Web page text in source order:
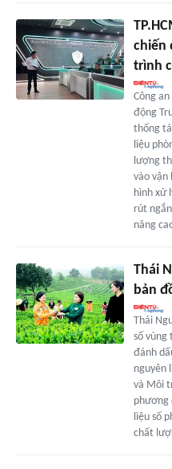
chiến
trình
Công
động
thống
liệu
lượng
vào vận
hình xử
rút
nâng
Thái
bản
Thái
số vùng
đánh
nguyên
và Môi
phương
liệu số
chất